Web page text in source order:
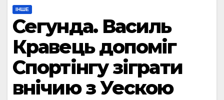
ІНШЕ
Сегунда. Василь
Кравець допоміг
Спортінгу зіграти
внічию з Уескою